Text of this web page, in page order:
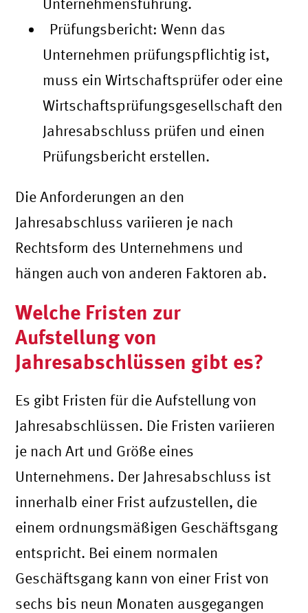
Unternehmensführung.
Prüfungsbericht: Wenn das
Unternehmen prüfungspflichtig ist,
muss ein Wirtschaftsprüfer oder eine
Wirtschaftsprüfungsgesellschaft den
Jahresabschluss prüfen und einen
Prüfungsbericht erstellen.
Die Anforderungen an den
Jahresabschluss variieren je nach
Rechtsform des Unternehmens und
hängen auch von anderen Faktoren ab.
Welche Fristen zur
Aufstellung von
Jahresabschlüssen gibt es?
Es gibt Fristen für die Aufstellung von
Jahresabschlüssen. Die Fristen variieren
je nach Art und Größe eines
Unternehmens. Der Jahresabschluss ist
innerhalb einer Frist aufzustellen, die
einem ordnungsmäßigen Geschäftsgang
entspricht. Bei einem normalen
Geschäftsgang kann von einer Frist von
sechs bis neun Monaten ausgegangen